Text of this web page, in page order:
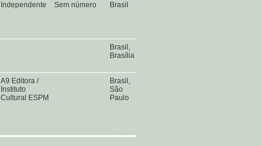
Independente Sem número Brasil
Brasil,
Brasília
A9 Editora /
Instituto
Cultural ESPM
Brasil,
São
Paulo